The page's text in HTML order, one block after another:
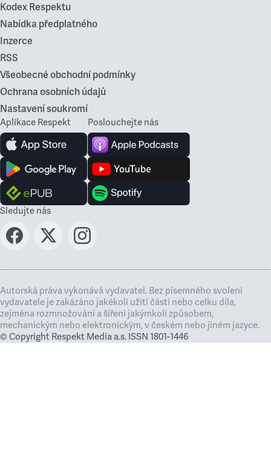
Kodex Respektu
Nabídka předplatného
Inzerce
RSS
Všeobecné obchodní podmínky
Ochrana osobních údajů
Nastavení soukromí
Aplikace Respekt Poslouchejte nás
Sledujte nás
Autorská práva vykonává vydavatel. Bez písemného svolení
vydavatele je zakázáno jakékoli užití částí nebo celku díla,
zejména rozmnožování a šíření jakýmkoli způsobem,
mechanickým nebo elektronickým, v českém nebo jiném jazyce.
© Copyright Respekt Media a.s. ISSN 1801-1446